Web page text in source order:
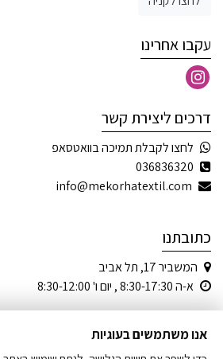
עקבו אחרינו
דרכים ליצירת קשר
לחצו לקבלת תמיכה בוואטסאפ
036836320
info@mekorhatextil.com
כתובתנו
המשביר 17, תל אביב
א-ה 8:30-17:30 , יום ו' 8:30-12:00
אנו משתמשים בעוגיות